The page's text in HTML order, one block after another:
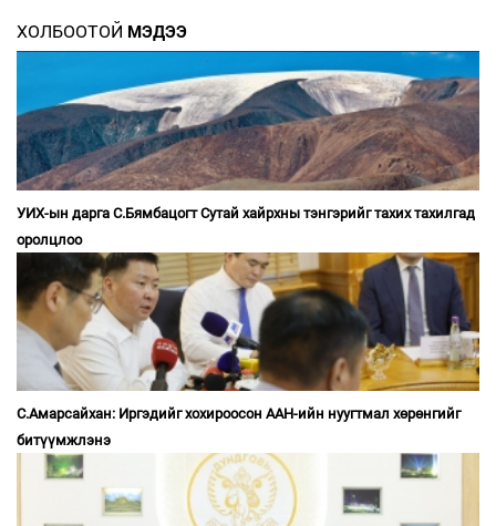
ХОЛБООТОЙ МЭДЭЭ
УИХ-ын дарга С.Бямбацогт Сутай хайрхны тэнгэрийг тахих тахилгад
оролцлоо
С.Амарсайхан: Иргэдийг хохироосон ААН-ийн нуугтмал хөрөнгийг
битүүмжлэнэ